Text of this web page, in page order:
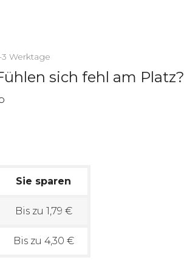
Werktage
sich fehl am Platz?
Sie sparen
Bis zu 1,79 €
Bis zu 4,30 €